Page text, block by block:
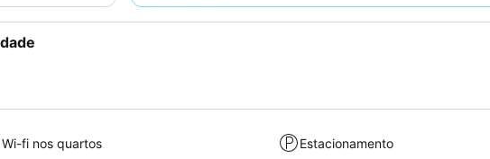
Wi-fi nos quartos Estacionamento